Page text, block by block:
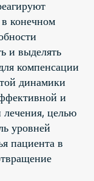
конечном
и выделять
компенсации
динамики
и
лечения, целью
уровней
пациента в